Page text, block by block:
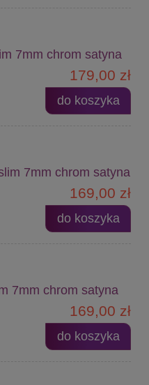
7mm chrom satyna
179,00 zł
do koszyka
7mm chrom satyna
169,00 zł
do koszyka
7mm chrom satyna
169,00 zł
do koszyka